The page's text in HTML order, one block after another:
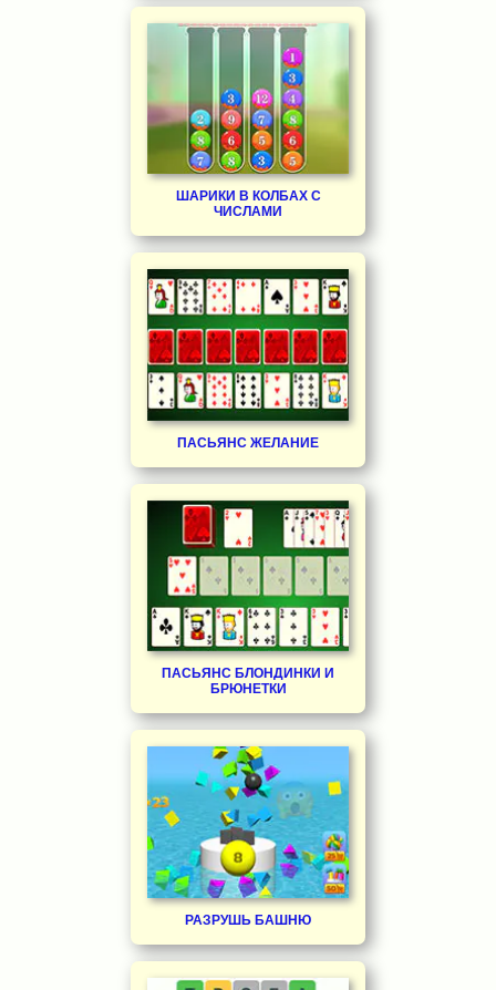
ШАРИКИ В КОЛБАХ С
ЧИСЛАМИ
ПАСЬЯНС ЖЕЛАНИЕ
ПАСЬЯНС БЛОНДИНКИ И
БРЮНЕТКИ
РАЗРУШЬ БАШНЮ